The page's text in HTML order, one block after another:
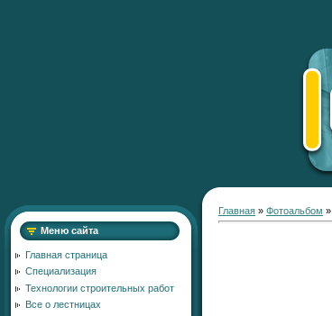
Меню сайта
Главная страница
Специализация
Технологии строительных работ
Все о лестницах
Главная » Фотоальбом »